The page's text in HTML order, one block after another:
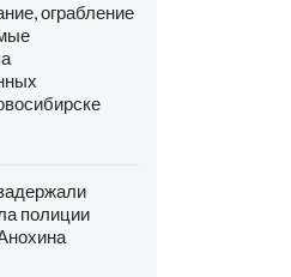
ограбление
полиции